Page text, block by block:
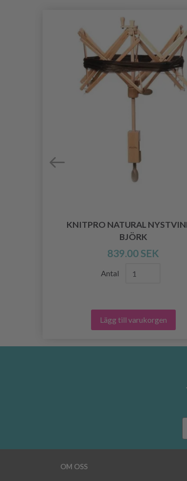
KNITPRO NATURAL
BJÖRK
839.00 SEK
Antal
Lägg till varukorgen
OM OSS